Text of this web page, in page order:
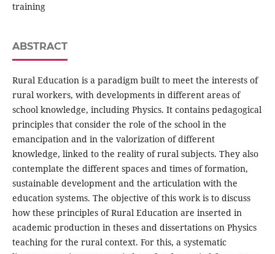
training
ABSTRACT
Rural Education is a paradigm built to meet the interests of
rural workers, with developments in different areas of
school knowledge, including Physics. It contains pedagogical
principles that consider the role of the school in the
emancipation and in the valorization of different
knowledge, linked to the reality of rural subjects. They also
contemplate the different spaces and times of formation,
sustainable development and the articulation with the
education systems. The objective of this work is to discuss
how these principles of Rural Education are inserted in
academic production in theses and dissertations on Physics
teaching for the rural context. For this, a systematic